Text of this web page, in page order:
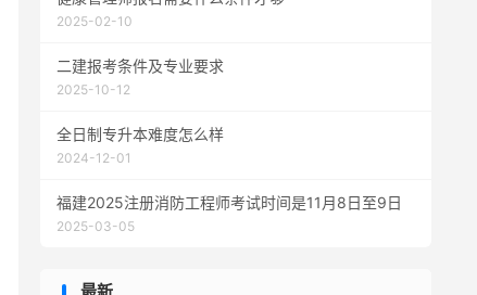
2025-02-10
二建报考条件及专业要求
2025-10-12
全日制专升本难度怎么样
2024-12-01
福建2025注册消防工程师考试时间是11月8日至9日
2025-03-05